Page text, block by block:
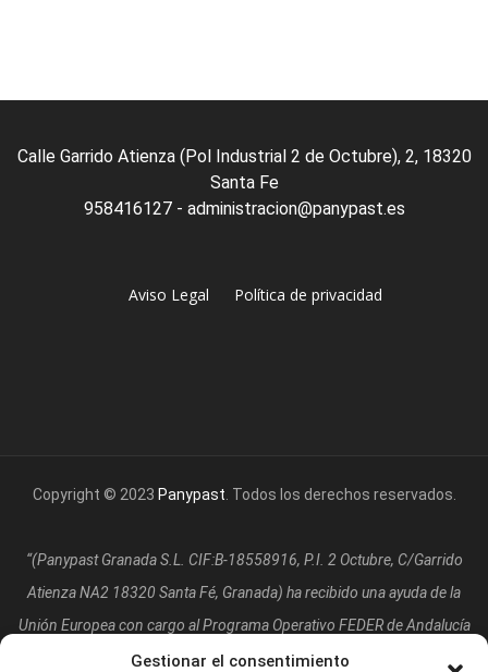
Gestionar el consentimiento
Calle Garrido Atienza (Pol Industrial 2 de Octubre), 2, 18320
Santa Fe
958416127 - administracion@panypast.es
Aviso Legal Política de privacidad
Copyright © 2023 Panypast . Todos los derechos reservados.
“(Panypast Granada S.L. CIF:B-18558916, P.I. 2 Octubre, C/Garrido
Atienza NA2 18320 Santa Fé, Granada) ha recibido una ayuda de la
Unión Europea con cargo al Programa Operativo FEDER de Andalucía
2014-2020, financiada como parte de la respuesta de la Unión a la